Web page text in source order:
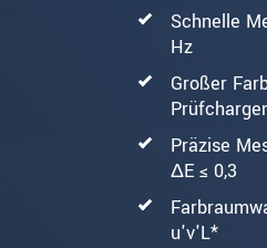
Schnelle
Hz
Großer
Präzise
ΔE ≤ 0,3
u'v'L*